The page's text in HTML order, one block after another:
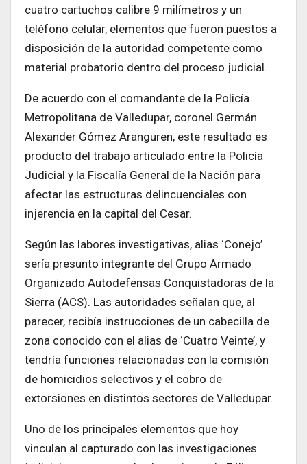
cuatro cartuchos calibre 9 milímetros y un
teléfono celular, elementos que fueron puestos a
disposición de la autoridad competente como
material probatorio dentro del proceso judicial.
De acuerdo con el comandante de la Policía
Metropolitana de Valledupar, coronel Germán
Alexander Gómez Aranguren, este resultado es
producto del trabajo articulado entre la Policía
Judicial y la Fiscalía General de la Nación para
afectar las estructuras delincuenciales con
injerencia en la capital del Cesar.
Según las labores investigativas, alias ‘Conejo’
sería presunto integrante del Grupo Armado
Organizado Autodefensas Conquistadoras de la
Sierra (ACS). Las autoridades señalan que, al
parecer, recibía instrucciones de un cabecilla de
zona conocido con el alias de ‘Cuatro Veinte’, y
tendría funciones relacionadas con la comisión
de homicidios selectivos y el cobro de
extorsiones en distintos sectores de Valledupar.
Uno de los principales elementos que hoy
vinculan al capturado con las investigaciones